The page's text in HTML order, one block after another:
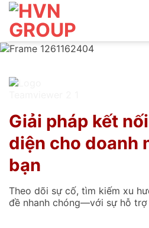
Bỏ
nội
dung
Giải pháp kết
diện cho doanh
bạn
Theo dõi sự cố, tìm kiếm xu
đề nhanh chóng—với sự hỗ trợ